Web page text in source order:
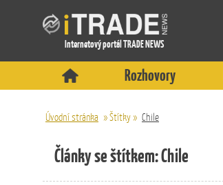
Internetový portál TRADE NEWS
Rozhovory
Úvodní stránka »Štítky» Chile
Články se štítkem: Chile